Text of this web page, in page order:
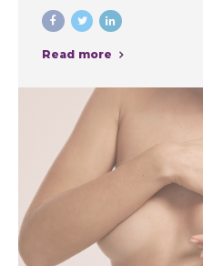
Read more